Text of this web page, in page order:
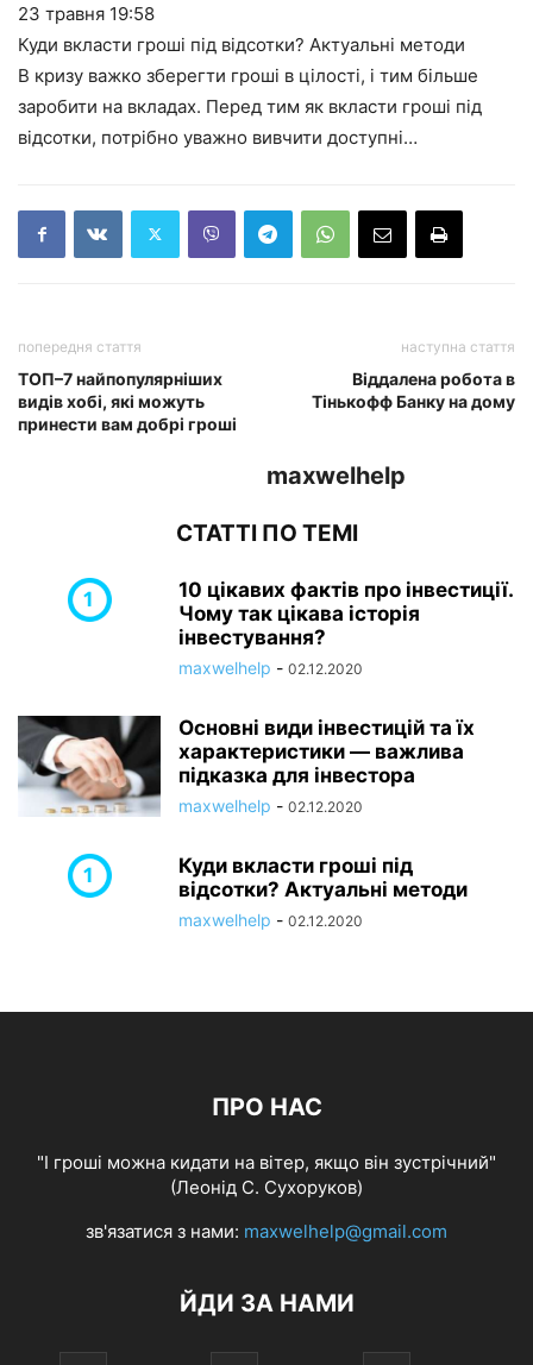
23 травня 19:58
Куди вкласти гроші під відсотки? Актуальні методи
В кризу важко зберегти гроші в цілості, і тим більше
заробити на вкладах. Перед тим як вкласти гроші під
відсотки, потрібно уважно вивчити доступні…
попередня стаття
ТОП–7 найпопулярніших
видів хобі, які можуть
принести вам добрі гроші
наступна стаття
Віддалена робота в
Тінькофф Банку на дому
maxwelhelp
СТАТТІ ПО ТЕМІ
10 цікавих фактів про інвестиції.
Чому так цікава історія
інвестування?
maxwelhelp - 02.12.2020
Основні види інвестицій та їх
характеристики — важлива
підказка для інвестора
maxwelhelp - 02.12.2020
Куди вкласти гроші під
відсотки? Актуальні методи
maxwelhelp - 02.12.2020
ПРО НАС
"І гроші можна кидати на вітер, якщо він зустрічний"
(Леонід С. Сухоруков)
зв'язатися з нами: maxwelhelp@gmail.com
ЙДИ ЗА НАМИ